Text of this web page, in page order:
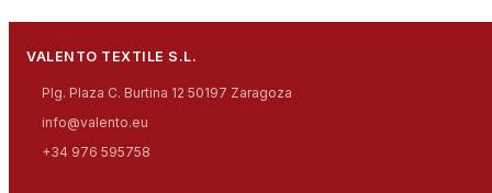
VALENTO TEXTILE S.L.
Plg. Plaza C. Burtina 12 50197 Zaragoza
info@valento.eu
+34 976 595758